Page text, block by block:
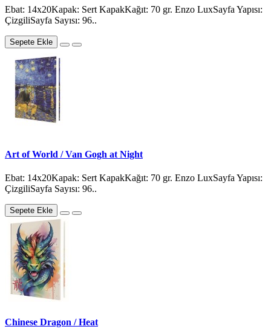
Ebat: 14x20Kapak: Sert KapakKağıt: 70 gr. Enzo LuxSayfa Yapısı:
ÇizgiliSayfa Sayısı: 96..
Sepete Ekle
Art of World / Van Gogh at Night
Ebat: 14x20Kapak: Sert KapakKağıt: 70 gr. Enzo LuxSayfa Yapısı:
ÇizgiliSayfa Sayısı: 96..
Sepete Ekle
Chinese Dragon / Heat